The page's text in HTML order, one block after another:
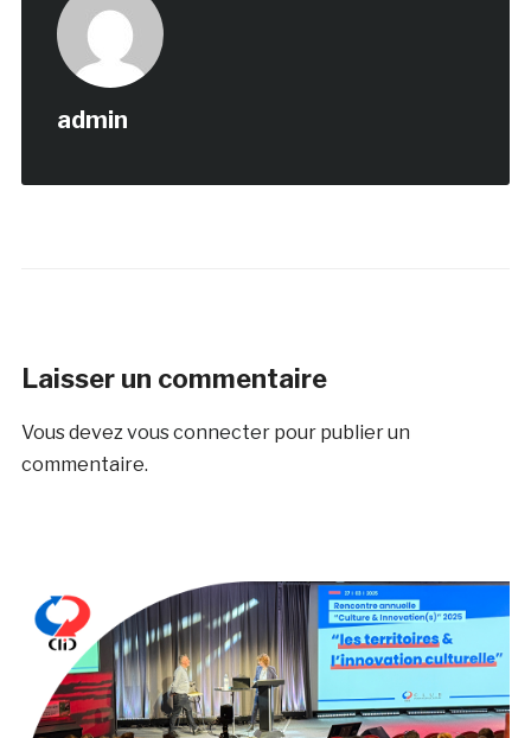
admin
Laisser un commentaire
Vous devezvous connecterpour publier un
commentaire.